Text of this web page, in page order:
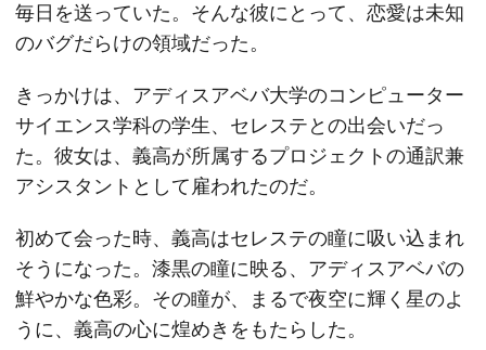
毎日を送っていた。そんな彼にとって、恋愛は未知
のバグだらけの領域だった。
きっかけは、アディスアベバ大学のコンピューター
サイエンス学科の学生、セレステとの出会いだっ
た。彼女は、義高が所属するプロジェクトの通訳兼
アシスタントとして雇われたのだ。
初めて会った時、義高はセレステの瞳に吸い込まれ
そうになった。漆黒の瞳に映る、アディスアベバの
鮮やかな色彩。その瞳が、まるで夜空に輝く星のよ
うに、義高の心に煌めきをもたらした。